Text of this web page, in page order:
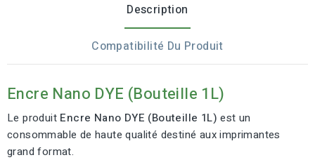
Description
Compatibilité Du Produit
Encre Nano DYE (Bouteille 1L)
Le produit Encre Nano DYE (Bouteille 1L) est un
consommable de haute qualité destiné aux imprimantes
grand format.